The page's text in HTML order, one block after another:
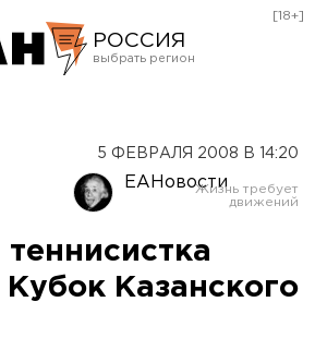
РОССИЯ
Оренбург
[18+]
5 ФЕВРАЛЯ 2008 В 14:20
ЕАНовости
Казанского